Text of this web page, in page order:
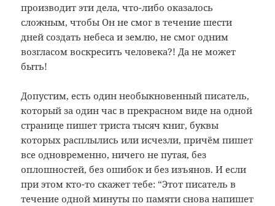
производит эти дела, что-либо оказалось
сложным, чтобы Он не смог в течение шести
дней создать небеса и землю, не смог одним
возгласом воскресить человека?! Да не может
быть!
Допустим, есть один необыкновенный писатель,
который за один час в прекрасном виде на одной
странице пишет триста тысяч книг, буквы
которых расплылись или исчезли, причём пишет
все одновременно, ничего не путая, без
оплошностей, без ошибок и без изъянов. И если
при этом кто-то скажет тебе: “Этот писатель в
течение одной минуты по памяти снова напишет